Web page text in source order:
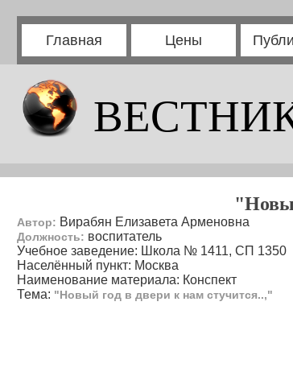
Главная Цены
Автор: Вирабян Елизавета Арменовна
Должность: воспитатель
Учебное заведение: Школа № 1411, СП 1350
Населённый пункт: Москва
Наименование материала: Конспект
Тема: "Новый год в двери к нам стучится..,"